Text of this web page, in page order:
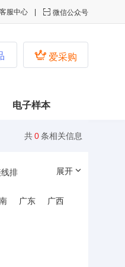
 微信公众号
客服中心
 爱采购
电子样本
共0条相关信息
排
展开
广东
广西